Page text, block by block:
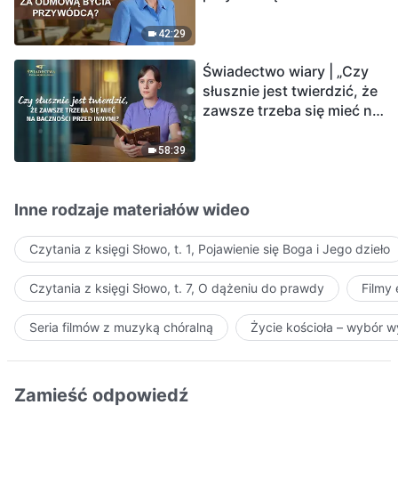
42:29
58:39
Świadectwo wiary | „Czy
słusznie jest twierdzić, że
zawsze trzeba się mieć na
Inne rodzaje materiałów wideo
Czytania z księgi Słowo, t. 1, Pojawienie się Boga i Jego dzieło
Czytania z księgi Słowo, t. 7, O dążeniu do prawdy Filmy
Seria filmów z muzyką chóralną Życie kościoła – wybór
Zamieść odpowiedź